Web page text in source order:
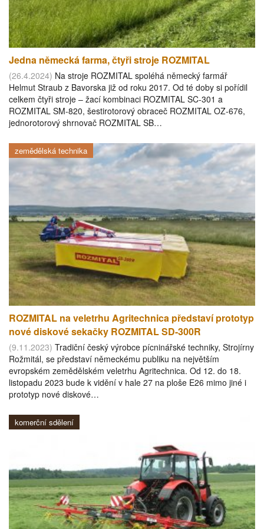
Jedna německá farma, čtyři stroje ROZMITAL
(26.4.2024) Na stroje ROZMITAL spoléhá německý farmář
Helmut Straub z Bavorska již od roku 2017. Od té doby si pořídil
celkem čtyři stroje – žací kombinaci ROZMITAL SC-301 a
ROZMITAL SM-820, šestirotorový obraceč ROZMITAL OZ-676,
jednorotorový shrnovač ROZMITAL SB…
zemědělská technika
ROZMITAL na veletrhu Agritechnica představí prototyp
nové diskové sekačky ROZMITAL SD-300R
(9.11.2023) Tradiční český výrobce pícninářské techniky, Strojírny
Rožmitál, se představí německému publiku na největším
evropském zemědělském veletrhu Agritechnica. Od 12. do 18.
listopadu 2023 bude k vidění v hale 27 na ploše E26 mimo jiné i
prototyp nové diskové…
komerční sdělení